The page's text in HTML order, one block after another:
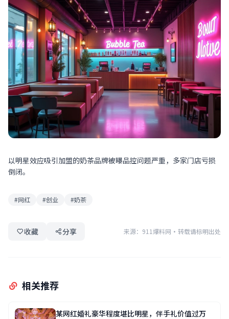
以明星效应吸引加盟的奶茶品牌被曝品控问题严重，多家门店亏损
倒闭。
#网红 #创业 #奶茶
收藏 分享 来源：911爆料网 · 转载请标明出处
相关推荐
某网红婚礼豪华程度堪比明星，伴手礼价值过万